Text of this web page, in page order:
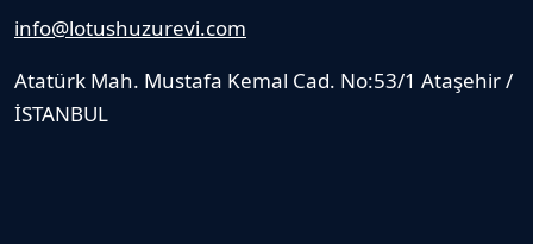
info@lotushuzurevi.com
Atatürk Mah. Mustafa Kemal Cad. No:53/1 Ataşehir /
İSTANBUL